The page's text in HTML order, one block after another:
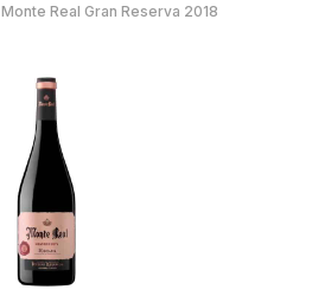
Monte Real Gran Reserva 2018